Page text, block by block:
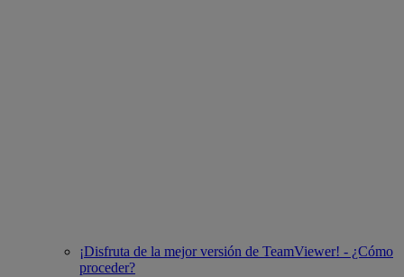
¡Disfruta de la mejor versión de TeamViewer! - ¿Cómo
proceder?